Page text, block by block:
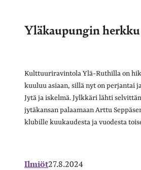
Yläkaupungin herkku
Kulttuuriravintola Ylä-Ruthilla on
kuuluu asiaan, sillä nyt on perjantai
Jytä ja iskelmä. Jylkkäri lähti
jytäkansan palaamaan Arttu
klubille kuukaudesta ja vuodesta
Ilmiöt27.8.2024